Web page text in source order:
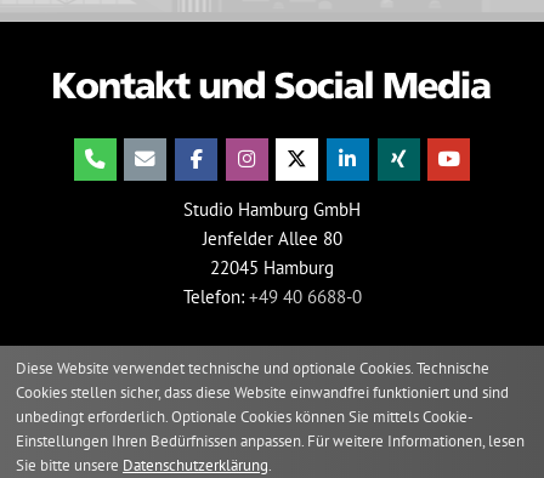
Studio Hamburg GmbH
Jenfelder Allee 80
22045 Hamburg
Telefon: +49 40 6688-0
Diese Website verwendet technische und optionale Cookies. Technische
Cookies stellen sicher, dass diese Website einwandfrei funktioniert und sind
unbedingt erforderlich. Optionale Cookies können Sie mittels Cookie-
Einstellungen Ihren Bedürfnissen anpassen. Für weitere Informationen, lesen
Sie bitte unsere Datenschutzerklärung.